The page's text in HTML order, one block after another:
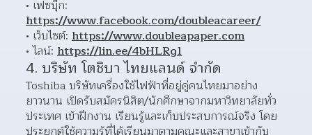
https://www.facebook.com/doubleacareer/
เว็บไซต์: https://www.doubleapaper.com
ไลน์: https://lin.ee/4bHLRg1
4. บริษัท โตชิบา ไทยแลนด์ จำกัด
Toshiba บริษัทเครื่องใช้ไฟฟ้าที่อยู่คู่คนไทยมาอย่าง
ยาวนาน เปิดรับสมัครนิสิต/นักศึกษาจากมหาวิทยาลัยทั่ว
ประเทศ เข้าฝึกงาน เรียนรู้และเก็บประสบการณ์จริง โดย
ประยุกต์ใช้ความรู้ที่ได้เรียนมาตามคณะและสาขาเข้ากับ